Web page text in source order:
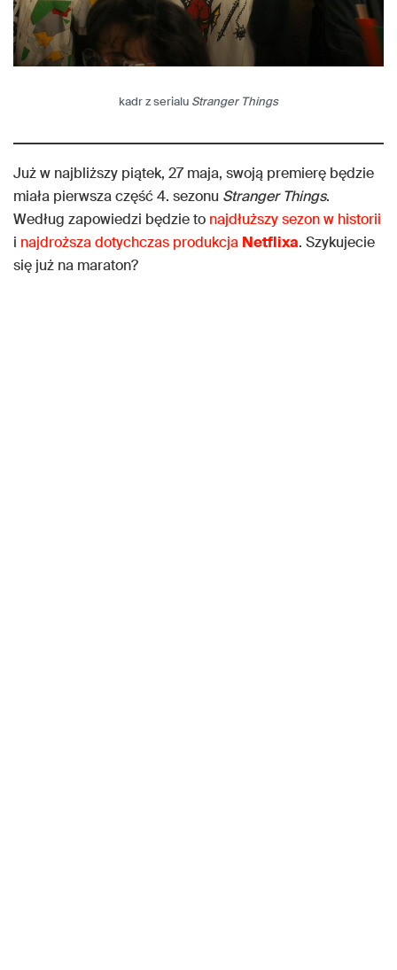
kadr z serialu Stranger Things
Już w najbliższy piątek, 27 maja, swoją premierę będzie
miała pierwsza część 4. sezonu Stranger Things.
Według zapowiedzi będzie to najdłuższy sezon w historii
i najdroższa dotychczas produkcja Netflixa. Szykujecie
się już na maraton?